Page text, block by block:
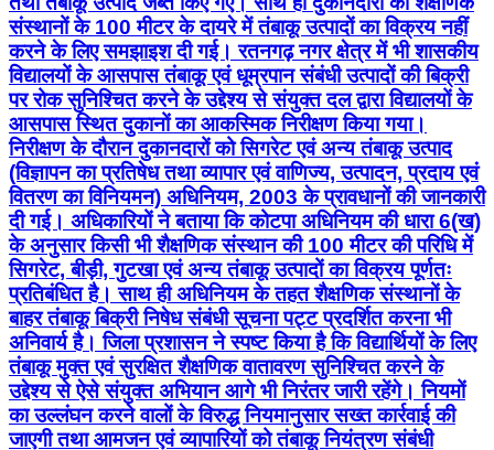
संस्थानों के 100 मीटर के दायरे में तंबाकू उत्पादों का विक्रय नहीं
करने के लिए समझाइश दी गई। रतनगढ़ नगर क्षेत्र में भी शासकीय
विद्यालयों के आसपास तंबाकू एवं धूम्रपान संबंधी उत्पादों की बिक्री
पर रोक सुनिश्चित करने के उद्देश्य से संयुक्त दल द्वारा विद्यालयों के
आसपास स्थित दुकानों का आकस्मिक निरीक्षण किया गया।
निरीक्षण के दौरान दुकानदारों को सिगरेट एवं अन्य तंबाकू उत्पाद
(विज्ञापन का प्रतिषेध तथा व्यापार एवं वाणिज्य, उत्पादन, प्रदाय एवं
वितरण का विनियमन) अधिनियम, 2003 के प्रावधानों की जानकारी
दी गई। अधिकारियों ने बताया कि कोटपा अधिनियम की धारा 6(ख)
के अनुसार किसी भी शैक्षणिक संस्थान की 100 मीटर की परिधि में
सिगरेट, बीड़ी, गुटखा एवं अन्य तंबाकू उत्पादों का विक्रय पूर्णतः
प्रतिबंधित है। साथ ही अधिनियम के तहत शैक्षणिक संस्थानों के
बाहर तंबाकू बिक्री निषेध संबंधी सूचना पट्ट प्रदर्शित करना भी
अनिवार्य है। जिला प्रशासन ने स्पष्ट किया है कि विद्यार्थियों के लिए
तंबाकू मुक्त एवं सुरक्षित शैक्षणिक वातावरण सुनिश्चित करने के
उद्देश्य से ऐसे संयुक्त अभियान आगे भी निरंतर जारी रहेंगे। नियमों
का उल्लंघन करने वालों के विरुद्ध नियमानुसार सख्त कार्रवाई की
जाएगी तथा आमजन एवं व्यापारियों को तंबाकू नियंत्रण संबंधी